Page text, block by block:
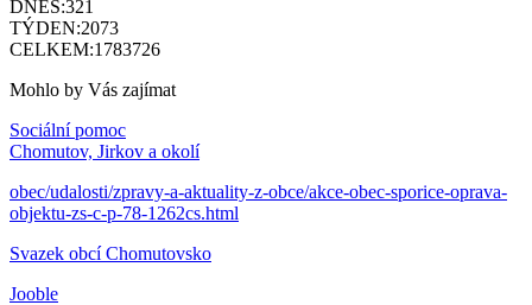
DNES:321
TÝDEN:2073
CELKEM:1783726
Mohlo by Vás zajímat
Sociální pomoc
Chomutov, Jirkov a okolí
obec/udalosti/zpravy-a-aktuality-z-obce/akce-obec-sporice-oprava-
objektu-zs-c-p-78-1262cs.html
Svazek obcí Chomutovsko
Jooble